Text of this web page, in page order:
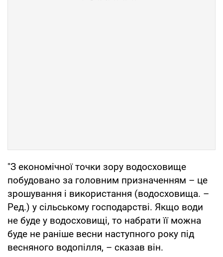
"З економічної точки зору водосховище
побудовано за головним призначенням – це
зрошування і використання (водосховища. –
Ред.) у сільському господарстві. Якщо води
не буде у водосховищі, то набрати її можна
буде не раніше весни наступного року під
весняного водопілля, – сказав він.